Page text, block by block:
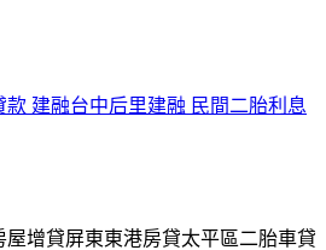
建融台中后里建融 民間二胎利息
增貸屏東東港房貸太平區二胎車貸